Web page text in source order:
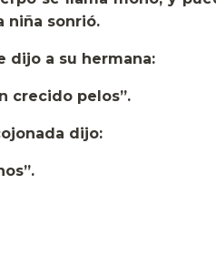
niña sonrió.
dijo a su hermana:
crecido pelos”.
dijo: